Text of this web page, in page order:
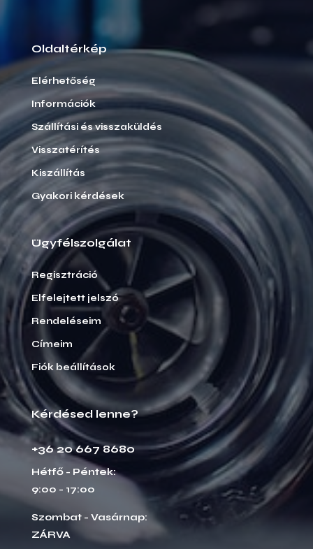
Oldaltérkép
Elérhetőség
Információk
Szállítási és visszaküldés
Visszatérítés
Kiszállítás
Gyakori kérdések
Ügyfélszolgálat
Regisztráció
Elfelejtett jelszó
Rendeléseim
Címeim
Fiók beállítások
Kérdésed lenne?
+36 20 667 8680
Hétfő - Péntek:
9:00 - 17:00
Szombat - Vasárnap:
ZÁRVA